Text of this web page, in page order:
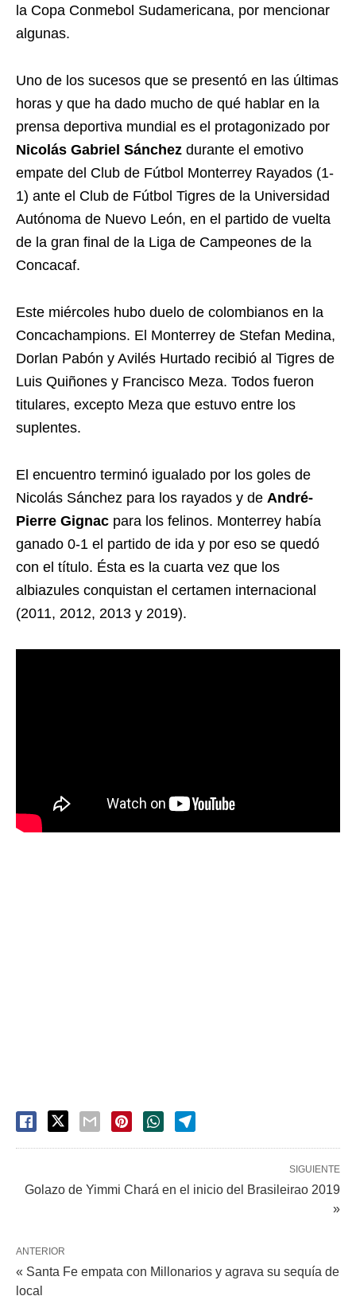
la Copa Conmebol Sudamericana, por mencionar
algunas.
Uno de los sucesos que se presentó en las últimas
horas y que ha dado mucho de qué hablar en la
prensa deportiva mundial es el protagonizado por
Nicolás Gabriel Sánchez durante el emotivo
empate del Club de Fútbol Monterrey Rayados (1-
1) ante el Club de Fútbol Tigres de la Universidad
Autónoma de Nuevo León, en el partido de vuelta
de la gran final de la Liga de Campeones de la
Concacaf.
Este miércoles hubo duelo de colombianos en la
Concachampions. El Monterrey de Stefan Medina,
Dorlan Pabón y Avilés Hurtado recibió al Tigres de
Luis Quiñones y Francisco Meza. Todos fueron
titulares, excepto Meza que estuvo entre los
suplentes.
El encuentro terminó igualado por los goles de
Nicolás Sánchez para los rayados y de André-
Pierre Gignac para los felinos. Monterrey había
ganado 0-1 el partido de ida y por eso se quedó
con el título. Ésta es la cuarta vez que los
albiazules conquistan el certamen internacional
(2011, 2012, 2013 y 2019).
SIGUIENTE
Golazo de Yimmi Chará en el inicio del Brasileirao 2019
»
ANTERIOR
« Santa Fe empata con Millonarios y agrava su sequía de
local